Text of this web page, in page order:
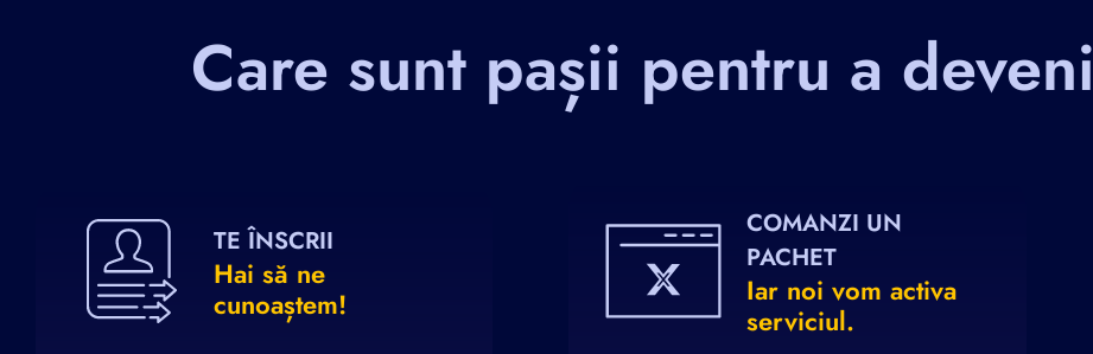
Care sunt pașii pentru a deveni
TE ÎNSCRII
Hai să ne
cunoaștem!
COMANZI UN
PACHET
Iar noi vom activa
serviciul.